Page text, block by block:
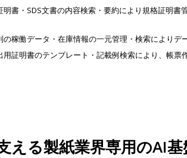
明書・SDS文書の内容検索・要約により規格証明
の稼働データ・在庫情報の一元管理・検索により
用証明書のテンプレート・記載例検索により、帳
える製紙業界専用のAI